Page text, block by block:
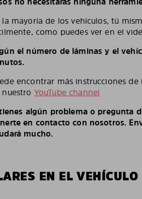
la mayoría de los vehículos, tú
como puedes ver en el
el número de láminas y el
encontrar más instrucciones
YouTube channel
algún problema o pregunta
en contacto con nosotros.
mucho.
EN EL VEHÍCULO